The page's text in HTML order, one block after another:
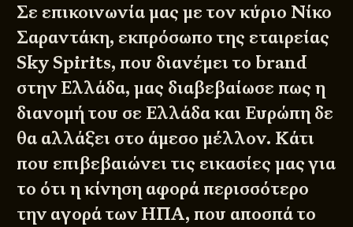
Σε επικοινωνία μας με τον κύριο Νίκο
Σαραντάκη, εκπρόσωπο της εταιρείας
Sky Spirits, που διανέμει το brand
στην Ελλάδα, μας διαβεβαίωσε πως η
διανομή του σε Ελλάδα και Ευρώπη δε
θα αλλάξει στο άμεσο μέλλον. Κάτι
που επιβεβαιώνει τις εικασίες μας για
το ότι η κίνηση αφορά περισσότερο
την αγορά των ΗΠΑ, που αποσπά το